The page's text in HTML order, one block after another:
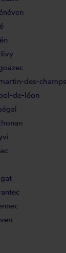
des-champs
de-léon